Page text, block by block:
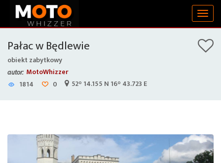
Pałac w Będlewie
obiekt zabytkowy
autor: MotoWhizzer
1814
0 52° 14.155 N 16° 43.723 E